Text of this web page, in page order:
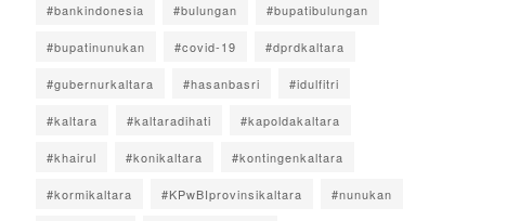
#bankindonesia #bulungan #bupatibulungan
#bupatinunukan #covid-19 #dprdkaltara
#gubernurkaltara #hasanbasri #idulfitri
#kaltara #kaltaradihati #kapoldakaltara
#khairul #konikaltara #kontingenkaltara
#kormikaltara #KPwBIprovinsikaltara #nunukan